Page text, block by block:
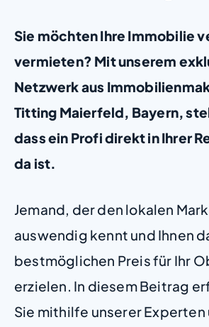
Sie möchten Ihre Immobilie
vermieten? Mit unserem
Netzwerk aus
Titting Maierfeld, Bayern,
dass ein Profi direkt in Ihrer
da ist.
Jemand, der den lokalen
auswendig kennt und Ihnen
bestmöglichen Preis für Ihr
erzielen. In diesem Beitrag
Sie mithilfe unserer Experten